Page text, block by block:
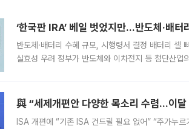
‘한국판 IRA’ 베일 벗었지만…반도체·배터
반도체·배터리 수혜 규모, 시행령서 결정 배터리
실효성 우려 정부가 반도체와 이차전지 등 첨단산업
與 “세제개편안 다양한 목소리 수렴…이달
ISA 개편에 “기존 ISA 건드릴 필요 없어” “주가누르